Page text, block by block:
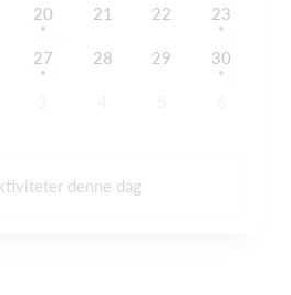
20 21 22 23
27 28 29 30
denne dag